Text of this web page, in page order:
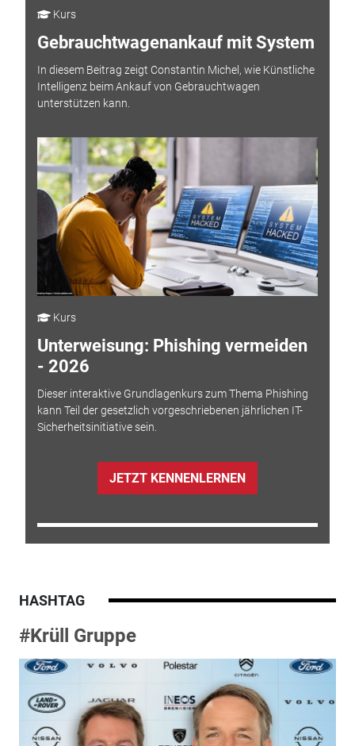
Kurs
Gebrauchtwagenankauf mit System
In diesem Beitrag zeigt Constantin Michel, wie Künstliche
Intelligenz beim Ankauf von Gebrauchtwagen
unterstützen kann.
Kurs
Unterweisung: Phishing vermeiden
- 2026
Dieser interaktive Grundlagenkurs zum Thema Phishing
kann Teil der gesetzlich vorgeschriebenen jährlichen IT-
Sicherheitsinitiative sein.
JETZT KENNENLERNEN
HASHTAG
#Krüll Gruppe